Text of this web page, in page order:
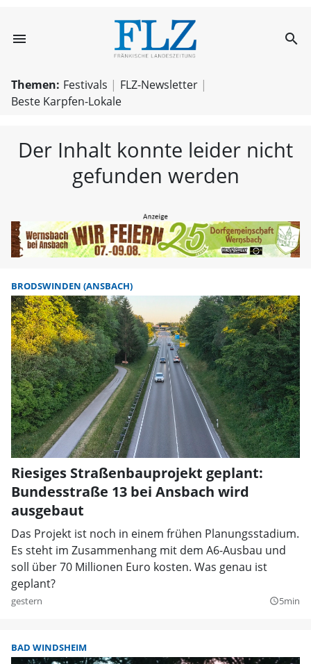
menu FLZ – search
Themen: Festivals
FLZ-Newsletter
Beste Karpfen-Lokale
Der Inhalt konnte leider nicht
gefunden werden
BRODSWINDEN (ANSBACH)
Riesiges Straßenbauprojekt geplant:
Bundesstraße 13 bei Ansbach wird
ausgebaut
Das Projekt ist noch in einem frühen Planungsstadium.
Es steht im Zusammenhang mit dem A6-Ausbau und
soll über 70 Millionen Euro kosten. Was genau ist
geplant?
gestern query_builder5min
BAD WINDSHEIM